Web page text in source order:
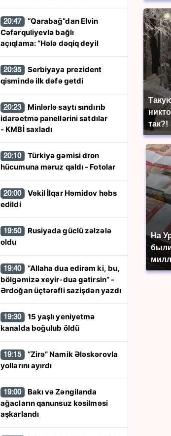
так?!
На
20:47
Cəfərquliyevlə bağlı
açıqlama: “Hələ dəqiq deyil
20:35
qismində ilk dəfə getdi
20:23
idarəetmə panellərini satdılar
- KMBİ saxladı
20:10
hücumuna məruz qaldı - Fotolar
20:00
edildi
19:50
oldu
19:40
bölgəmizə xeyir-dua gətirsin” -
Ərdoğan üçtərəfli sazişdən yazdı
19:30
kanalda boğulub öldü
19:15
yollarını ayırdı
19:00
ağacların qanunsuz kəsilməsi
aşkarlandı